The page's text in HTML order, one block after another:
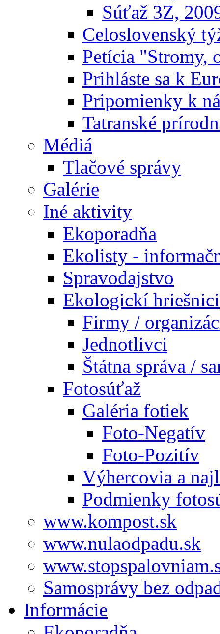
Súťaž 3Z,
Celoslovenský
Petícia "Stromy,
Prihláste sa k
Pripomienky k
Tatranské
Médiá
Tlačové správy
Galérie
Iné aktivity
Ekoporadňa
Ekolisty -
Spravodajstvo
Ekologickí hriešnici
Firmy /
Jednotlivci
Štátna správa /
Fotosúťaž
Galéria fotiek
Foto-Negatív
Foto-Pozitív
Výhercovia a
Podmienky
www.kompost.sk
www.nulaodpadu.sk
Samosprávy bez
Informácie